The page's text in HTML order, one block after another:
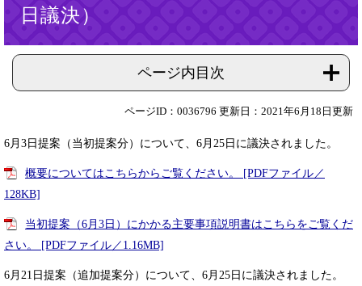
日議決）
ページ内目次
ページID：0036796 更新日：2021年6月18日更新
6月3日提案（当初提案分）について、6月25日に議決されました。
概要についてはこちらからご覧ください。 [PDFファイル／
128KB]
当初提案（6月3日）にかかる主要事項説明書はこちらをご覧くだ
さい。 [PDFファイル／1.16MB]
6月21日提案（追加提案分）について、6月25日に議決されました。